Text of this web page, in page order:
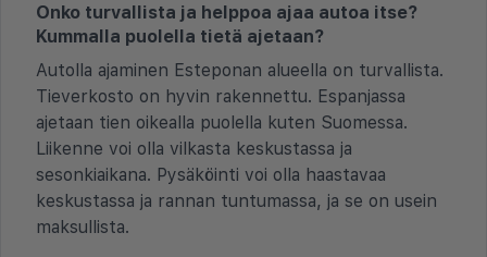
Onko turvallista ja helppoa ajaa autoa itse?
Kummalla puolella tietä ajetaan?
Autolla ajaminen Esteponan alueella on turvallista.
Tieverkosto on hyvin rakennettu. Espanjassa
ajetaan tien oikealla puolella kuten Suomessa.
Liikenne voi olla vilkasta keskustassa ja
sesonkiaikana. Pysäköinti voi olla haastavaa
keskustassa ja rannan tuntumassa, ja se on usein
maksullista.